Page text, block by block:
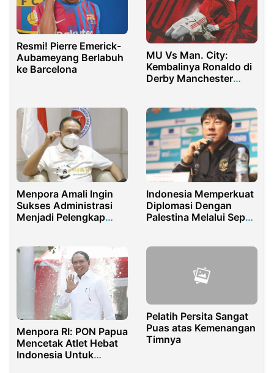
Resmi! Pierre Emerick-
Aubameyang Berlabuh
ke Barcelona
MU Vs Man. City:
Kembalinya Ronaldo di
Derby Manchester
Menpora Amali Ingin
Sukses Administrasi
Menjadi Pelengkap
Indonesia Memperkuat
Diplomasi Dengan
Palestina Melalui Sepak
Menpora RI: PON Papua
Mencetak Atlet Hebat
Indonesia Untuk
Pelatih Persita Sangat
Puas atas Kemenangan
Timnya